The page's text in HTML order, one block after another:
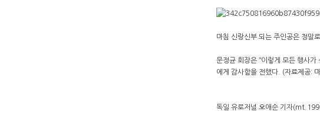
마침 신랑신부 되는 주인공은 정말
문정균 회장은 ʺ이렇게 모든 행사
에게 감사함을 전했다. (자료제공:
독일 유로저널 오애순 기자